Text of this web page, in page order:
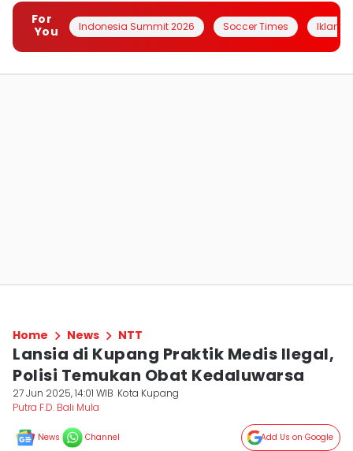
For
You
Indonesia Summit 2026 Soccer Times Iklanin
Home News NTT
Lansia di Kupang Praktik Medis Ilegal,
Polisi Temukan Obat Kedaluwarsa
27 Jun 2025, 14:01 WIB Kota Kupang
Putra F.D. Bali Mula
News Channel Add Us on Google